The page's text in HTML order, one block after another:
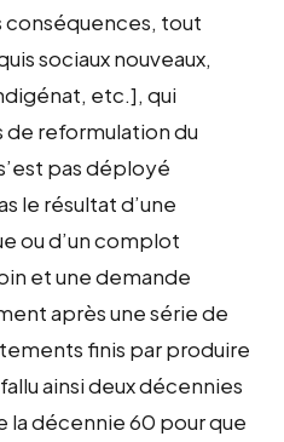
conséquences, tout
sociaux nouveaux,
etc.], qui
reformulation du
pas déployé
le résultat d’une
ou d’un complot
et une demande
après une série de
finis par produire
ainsi deux décennies
la décennie 60 pour que